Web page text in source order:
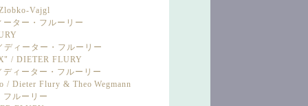
Vajgl
ター・フルーリー
ィーター・フルーリー
/ DIETER FLURY
ィーター・フルーリー
/ Dieter Flury & Theo Wegmann
ルーリー